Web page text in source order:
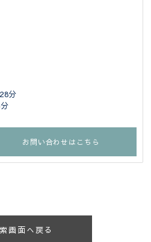
分
お問い合わせはこちら
画面へ戻る